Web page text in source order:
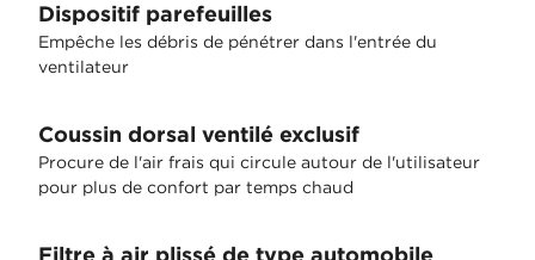
Dispositif parefeuilles
Empêche les débris de pénétrer dans l'entrée du
ventilateur
Coussin dorsal ventilé exclusif
Procure de l'air frais qui circule autour de l'utilisateur
pour plus de confort par temps chaud
Filtre à air plissé de type automobile